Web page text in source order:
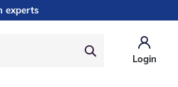
experts
Login